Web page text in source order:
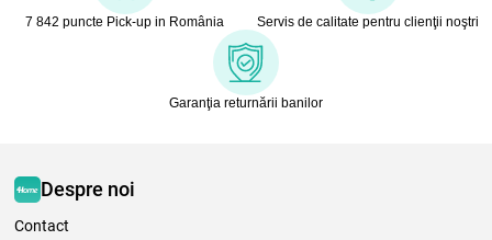
7 842 puncte Pick-up in România Servis de calitate pentru clienţii noştri
Garanţia returnării banilor
Despre noi
Contact